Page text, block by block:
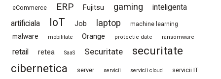
eCommerce ERP Fujitsu gaming
inteligenta
artificiala
IoT Job laptop machine learning
malware mobilitate Orange protectie date ransomware
retail retea SaaS Securitate
securitate
cibernetica
server servicii servicii cloud servicii IT